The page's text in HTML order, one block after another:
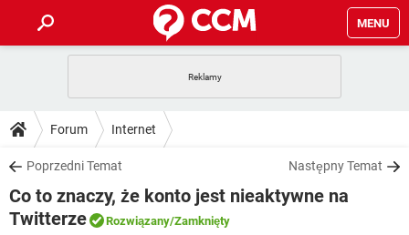
MENU
GRY
SPOTIFY
INSTAGRAM FACEBOOK
WINDOWS 10
PORADY
PlayStation
SPOTIFY
DO POBRANIA
ANDROID TIKTOK
GRY WHATSAPP
FORUM
Forum Internet
Poprzedni Temat Następny Temat
Co to znaczy, że konto jest nieaktywne na
Twitterze
Rozwiązany/Zamknięty